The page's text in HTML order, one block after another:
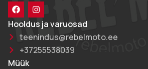
Hooldus ja varuosad
teenindus@rebelmoto.ee
+37255538039
Müük